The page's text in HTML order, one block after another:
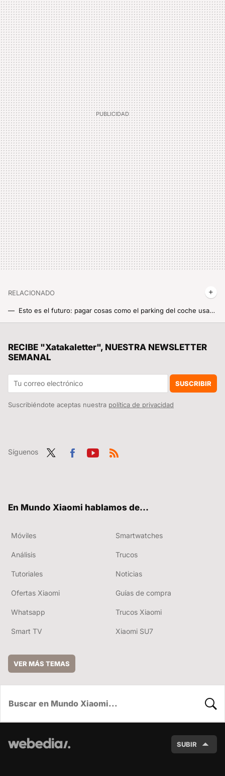
RELACIONADO
Esto es el futuro: pagar cosas como el parking del coche usando solo la voz y lo más nuevo de Xiaomi
La cámara de seguridad Xiaomi con dos ojitos que no necesita electricidad (ni tampoco usa pilas)
RECIBE "Xatakaletter", NUESTRA NEWSLETTER
SEMANAL
SUSCRIBIR
Suscribiéndote aceptas nuestra política de privacidad
Síguenos
En Mundo Xiaomi hablamos de...
Móviles Smartwatches
Análisis Trucos
Tutoriales Noticias
Ofertas Xiaomi Guías de compra
Whatsapp Trucos Xiaomi
Smart TV Xiaomi SU7
VER MÁS TEMAS
SUBIR